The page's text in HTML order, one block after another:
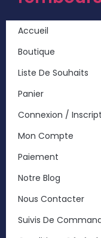
Accueil
Boutique
Liste De Souhaits
Panier
Connexion /
Mon Compte
Paiement
Notre Blog
Nous Contacter
Suivis De